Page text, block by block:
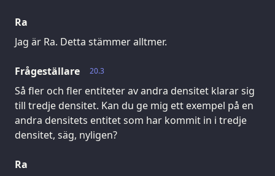
Ra
Jag är Ra. Detta stämmer alltmer.
20.3
Frågeställare
Så fler och fler entiteter av andra densitet klarar sig
till tredje densitet. Kan du ge mig ett exempel på en
andra densitets entitet som har kommit in i tredje
densitet, säg, nyligen?
Ra